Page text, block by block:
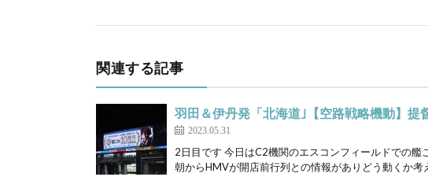
関連する記事
羽田＆伊丹発「北海道｣【空路戦略機動】提
2023.05.31
2日目です 今日はC2機関のエスコンフィールドでの
朝からHMVが開店前行列との情報がありどう動くか考